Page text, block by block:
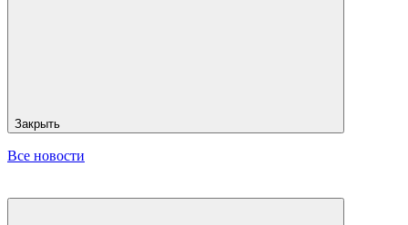
Закрыть
Все новости